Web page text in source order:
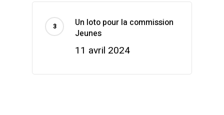
Un loto pour la commission
Jeunes
11 avril 2024